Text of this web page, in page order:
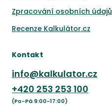
Zpracování osobních údajů
Recenze Kalkulátor.cz
Kontakt
info@kalkulator.cz
+420 253 253 100
(Po-Pá 9:00-17:00)